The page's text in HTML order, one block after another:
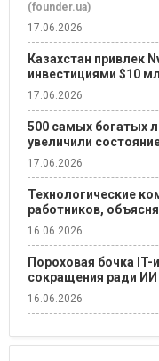
(founder.ua)
17.06.2026
Казахстан привлек
инвестициями $10
17.06.2026
500 самых богатых
увеличили
17.06.2026
Технологические
работников,
16.06.2026
Пороховая бочка
сокращения ради
16.06.2026